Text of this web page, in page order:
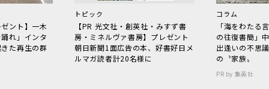
ント】一木
れ」インタ
た再生の群
トピック
【PR 光文社・創英社・みすず書
房・ミネルヴァ書房】プレゼント
朝日新聞1面広告の本、好書好日メ
ルマガ読者計20名様に
コラム
「海をわた
の往復書簡」
出逢いの不思
の〝家族〟
PR by 集英社